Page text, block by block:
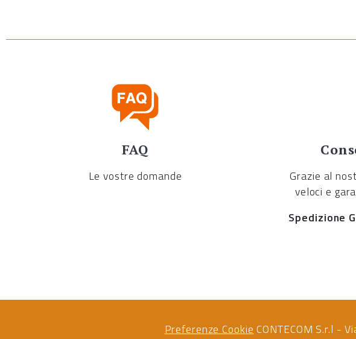
FAQ
Le vostre domande Grazie al
veloci e
Spedizione
Preferenze Cookie CONTECOM S.r.l -